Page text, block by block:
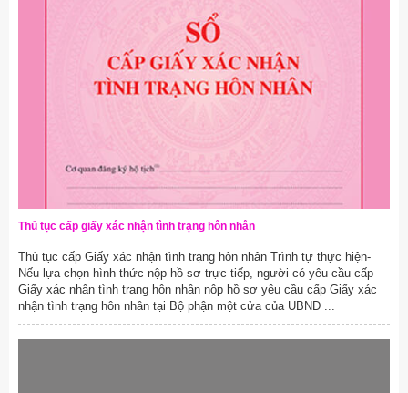
Thủ tục cấp giấy xác nhận tình trạng hôn nhân
Thủ tục cấp Giấy xác nhận tình trạng hôn nhân Trình tự thực hiện-
Nếu lựa chọn hình thức nộp hồ sơ trực tiếp, người có yêu cầu cấp
Giấy xác nhận tình trạng hôn nhân nộp hồ sơ yêu cầu cấp Giấy xác
nhận tình trạng hôn nhân tại Bộ phận một cửa của UBND ...